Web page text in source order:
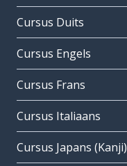
Cursus Duits
Cursus Engels
Cursus Frans
Cursus Italiaans
Cursus Japans (Kanji)